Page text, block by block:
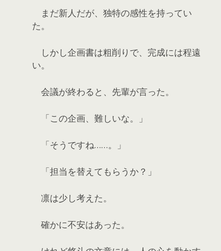
まだ新人だが、独特の感性を持ってい
た。
しかし企画書は粗削りで、完成には程遠
い。
会議が終わると、先輩が言った。
「この企画、難しいな。」
「そうですね……。」
「担当を替えてもらうか？」
凛は少し考えた。
確かに不安はあった。